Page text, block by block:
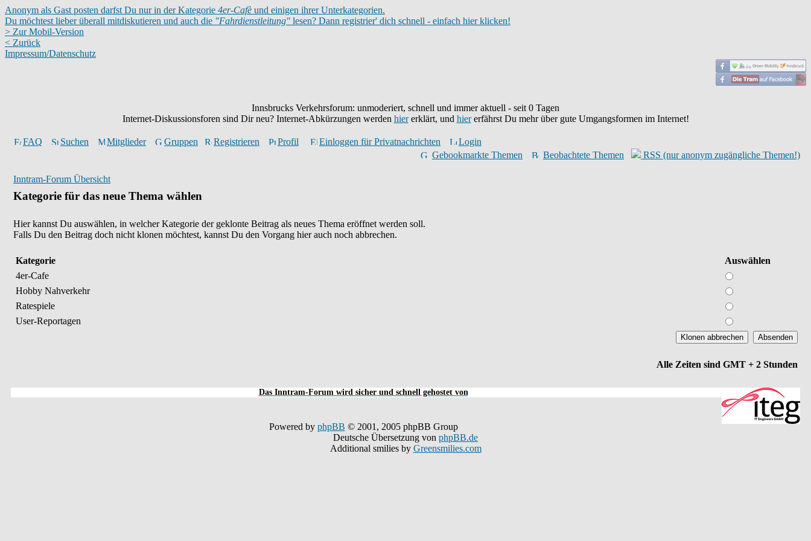
Anonym als Gast posten darfst Du nur in der Kategorie 4er-Cafè und einigen ihrer Unterkategorien.
Du möchtest lieber überall mitdiskutieren und auch die "Fahrdienstleitung" lesen? Dann registrier' dich schnell - einfach hier klicken!
> Zur Mobil-Version
< Zurück
Impressum/Datenschutz
Innsbrucks Verkehrsforum: unmoderiert, schnell und immer aktuell - seit 0 Tagen
Internet-Diskussionsforen sind Dir neu? Internet-Abkürzungen werden hiererklärt, und hiererfährst Du mehr über gute Umgangsformen im Internet!
FAQ Suchen Mitglieder Gruppen Registrieren Profil Einloggen für Privatnachrichten
Login
Gebookmarkte Themen
Beobachtete Themen RSS (nur anonym zugängliche Themen!)
Inntram-Forum Übersicht
Kategorie für das neue Thema wählen
Hier kannst Du auswählen, in welcher Kategorie der geklonte Beitrag als neues Thema eröffnet werden soll.
Falls Du den Beitrag doch nicht klonen möchtest, kannst Du den Vorgang hier auch noch abbrechen.
Kategorie
Auswählen
4er-Cafe
Hobby Nahverkehr
Ratespiele
User-Reportagen
Alle Zeiten sind GMT + 2 Stunden
Das Inntram-Forum wird sicher und schnell gehostet von
Powered by phpBB © 2001, 2005 phpBB Group
Deutsche Übersetzung von phpBB.de
Additional smilies by Greensmilies.com